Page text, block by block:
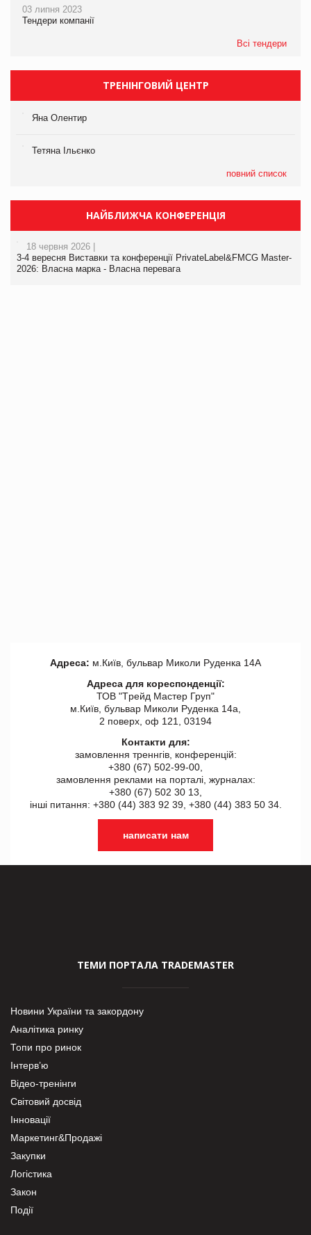
03 липня 2023
Тендери компанії
Всі тендери
ТРЕНІНГОВИЙ ЦЕНТР
Яна Олентир
Тетяна Ільєнко
повний список
НАЙБЛИЖЧА КОНФЕРЕНЦІЯ
18 червня 2026 |
3-4 вересня Виставки та конференції PrivateLabel&FMCG Master-
2026: Власна марка - Власна перевага
Адреса: м.Київ, бульвар Миколи Руденка 14А
Адреса для кореспонденції:
ТОВ "Tрейд Мастер Груп"
м.Київ, бульвар Миколи Руденка 14а,
2 поверх, оф 121, 03194
Контакти для:
замовлення треннгів, конференцій:
+380 (67) 502-99-00,
замовлення реклами на порталі, журналах:
+380 (67) 502 30 13,
інші питання: +380 (44) 383 92 39, +380 (44) 383 50 34.
написати нам
ТЕМИ ПОРТАЛА TRADEMASTER
Новини України та закордону
Аналітика ринку
Топи про ринок
Інтерв’ю
Відео-тренінги
Світовий досвід
Інновації
Маркетинг&Продажі
Закупки
Логістика
Закон
Події